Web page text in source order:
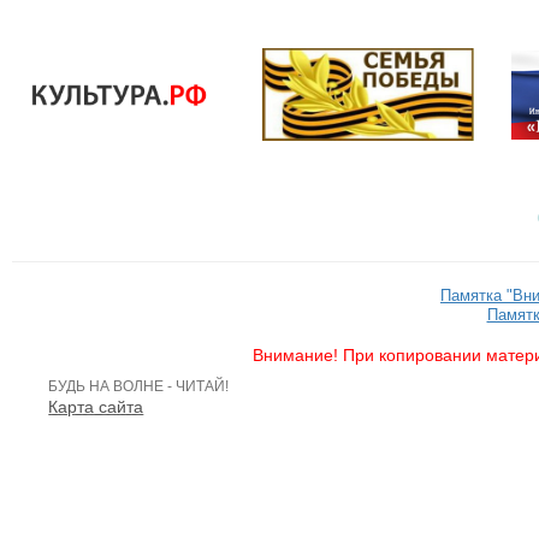
Памятка
Внимание! При копировании
БУДЬ НА ВОЛНЕ - ЧИТАЙ!
Карта сайта